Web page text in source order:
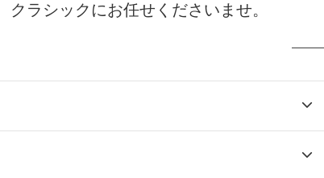
ラシックにお任せくださいませ。